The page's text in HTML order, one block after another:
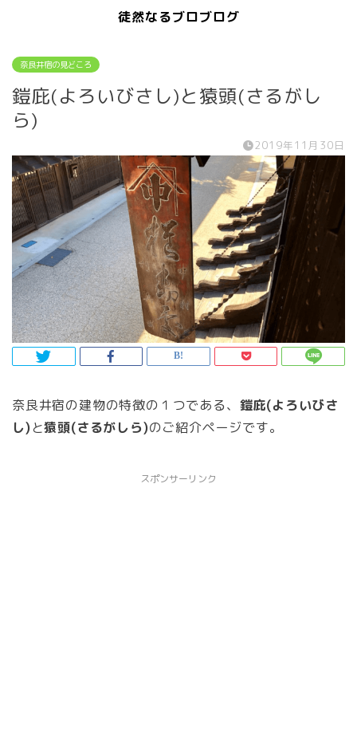
徒然なるブロブログ
奈良井宿の見どころ
鎧庇(よろいびさし)と猿頭(さるがし
ら)
2019年11月30日
奈良井宿の建物の特徴の１つである、 鎧庇(よろいびさ
し)と猿頭(さるがしら)のご紹介ページです。
スポンサーリンク